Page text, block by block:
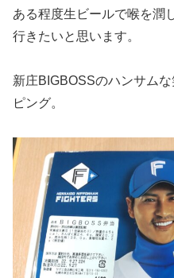
ある程度生ビールで喉を潤
行きたいと思います。
新庄BIGBOSSのハンサム
ピング。